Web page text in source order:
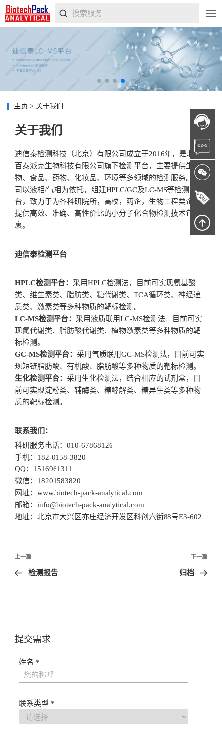
主页 > 关于我们
关于我们
迪信泰检测科技（北京）有限公司成立于2016年，是北京
百泰派克生物科技有限公司旗下检测平台，主要提供生
物、食品、药物、化妆品、环境等多领域的检测服务。公
司以液相/气相为依托，组建HPLC/GC及LC-MS等检测平
台，致力于为各科研院所，高校，药企，生物工程类企业
提供高效、准确、高性价比的小分子化合物检测技术包
裹。
迪信泰检测平台
HPLC检测平台： 采用HPLC检测法，目前可实现氨基酸
类、维生素类、脂肪类、糖代谢类、TCA循环类、神经递
质类、激素类等多种物质的靶标检测。
LC-MS检测平台： 采用液质联用LC-MS检测法，目前可实
现氮代谢类、脂肪酸代谢类、植物激素类等多种物质的靶
标检测。
GC-MS检测平台： 采用气质联用GC-MS检测法，目前可实
现短链脂肪酸、有机酸、脂肪酸等多种物质的靶标检测。
生化检测平台： 采用生化检测法，结合相应的试剂盒，目
前可实现淀粉类、辅酶类、糖酵解类、糖异生类等多种物
质的靶标检测。
联系我们：
科研服务电话：010-67868126
手机：182-0158-3820
QQ：1516961311
微信：18201583820
网址：www.biotech-pack-analytical.com
邮箱：info@biotech-pack-analytical.com
地址：北京市大兴区亦庄经济开发区科创六街88号E3-602
文
章
上一篇
检测报告
下一篇
归档
提交需求
姓名 *
联系类型 *